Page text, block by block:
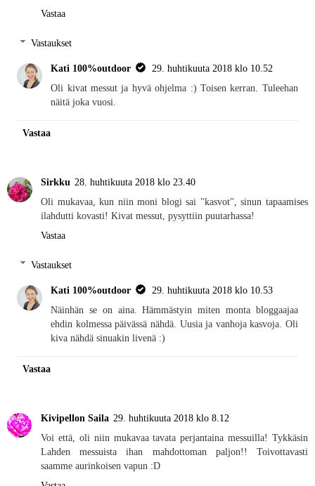
Vastaa
Vastaukset
Kati 100%outdoor
29. huhtikuuta 2018 klo 10.52
Oli kivat messut ja hyvä ohjelma :) Toisen kerran. Tuleehan
näitä joka vuosi.
Vastaa
Sirkku 28. huhtikuuta 2018 klo 23.40
Oli mukavaa, kun niin moni blogi sai "kasvot", sinun tapaamises
ilahdutti kovasti! Kivat messut, pysyttiin puutarhassa!
Vastaa
Vastaukset
Kati 100%outdoor
29. huhtikuuta 2018 klo 10.53
Näinhän se on aina. Hämmästyin miten monta bloggaajaa
ehdin kolmessa päivässä nähdä. Uusia ja vanhoja kasvoja. Oli
kiva nähdä sinuakin livenä :)
Vastaa
Kivipellon Saila 29. huhtikuuta 2018 klo 8.12
Voi että, oli niin mukavaa tavata perjantaina messuilla! Tykkäsin
Lahden messuista ihan mahdottoman paljon!! Toivottavasti
saamme aurinkoisen vapun :D